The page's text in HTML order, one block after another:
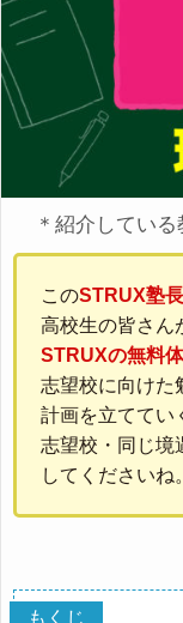
＊紹介してい
このSTRUX塾
高校生の皆さん
STRUXの無料
志望校に向けた
計画を立ててい
志望校・同じ境
してくださいね。